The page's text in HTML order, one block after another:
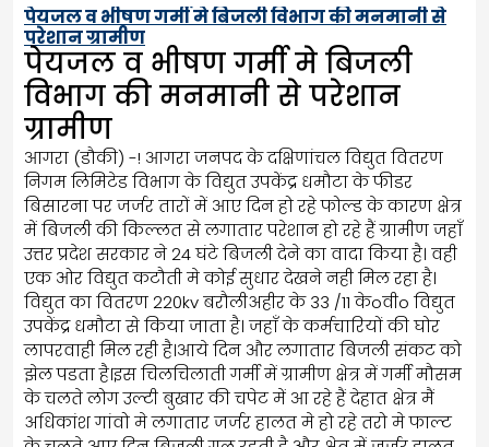
पेयजल व भीषण गर्मी मे बिजली विभाग की मनमानी से
परेशान ग्रामीण
पेयजल व भीषण गर्मी मे बिजली
विभाग की मनमानी से परेशान
ग्रामीण
आगरा (डौकी) -! आगरा जनपद के दक्षिणांचल विद्युत वितरण
निगम लिमिटेड विभाग के विद्युत उपकेंद्र धमौटा के फीडर
बिसारना पर जर्जर तारों में आए दिन हो रहे फोल्ड के कारण क्षेत्र
में बिजली की किल्लत से लगातार परेशान हो रहे हैं ग्रामीण जहाँ
उत्तर प्रदेश सरकार ने 24 घंटे बिजली देने का वादा किया है। वही
एक ओर विद्युत कटौती मे कोई सुधार देखने नही मिल रहा है।
विद्युत का वितरण 220kv बरौलीअहीर के 33 /11 केoवीo विद्युत
उपकेंद्र धमौटा से किया जाता है। जहाँ के कर्मचारियों की घोर
लापरवाही मिल रही है।आये दिन और लगातार बिजली संकट को
झेल पडता है।इस चिलचिलाती गर्मी में ग्रामीण क्षेत्र में गर्मी मौसम
के चलते लोग उल्टी बुखार की चपेट में आ रहे हैं देहात क्षेत्र मैं
अधिकांश गांवो मे लगातार जर्जर हालत मे हो रहे तरो मे फाल्ट